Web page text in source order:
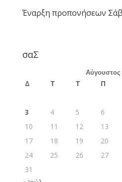
Έναρξη προπονήσεων
σαΣ
Αύγουστος
Δ Τ Τ Π
3
4 5 6
10
11 12 13
17
18 19 20
24
25 26 27
31